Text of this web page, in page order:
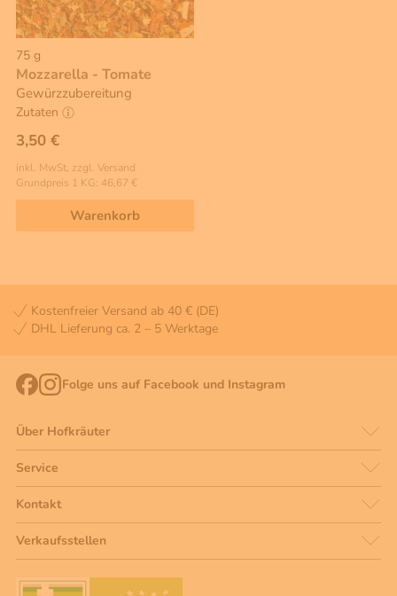
75 g
Mozzarella - Tomate
Gewürzzubereitung
Zutaten
3,50 €
inkl. MwSt, zzgl. Versand
Grundpreis 1 KG: 46,67 €
Warenkorb
Kostenfreier Versand ab 40 € (DE)
DHL Lieferung ca. 2 – 5 Werktage
Folge uns auf Facebook und Instagram
Über Hofkräuter
Service
Kontakt
Verkaufsstellen